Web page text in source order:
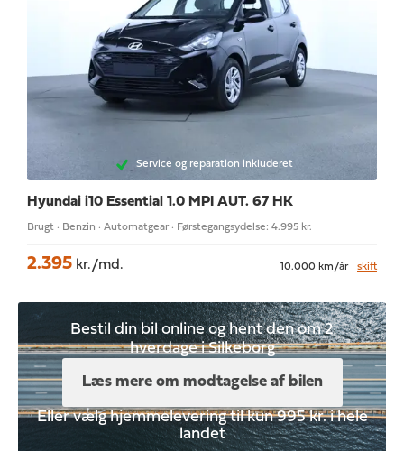
Service og reparation inkluderet
Hyundai i10 Essential 1.0 MPI AUT. 67 HK
Brugt · Benzin · Automatgear · Førstegangsydelse: 4.995 kr.
2.395 kr./md. 10.000 km/år skift
Bestil din bil online og hent den om 2
hverdage i Silkeborg
Læs mere om modtagelse af bilen
Eller vælg hjemmelevering til kun 995 kr. i hele
landet